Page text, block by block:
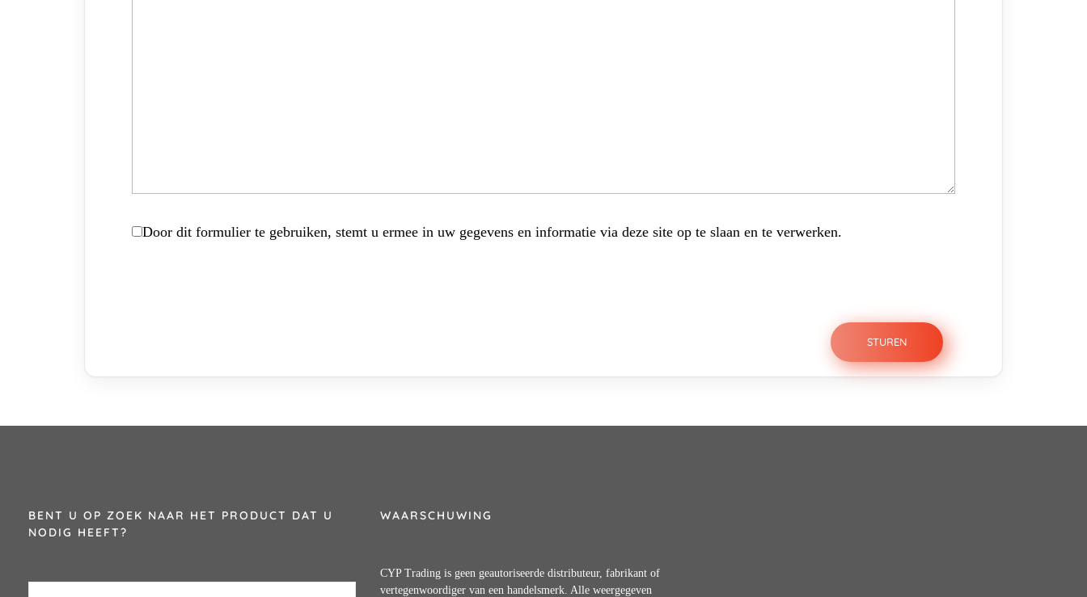
Door dit formulier te gebruiken, stemt u ermee in uw gegevens en informatie via deze site op te slaan en te verwerken.
BENT U OP ZOEK NAAR HET PRODUCT DAT U
NODIG HEEFT?
WAARSCHUWING
CYP Trading is geen geautoriseerde distributeur, fabrikant of
vertegenwoordiger van een handelsmerk. Alle weergegeven